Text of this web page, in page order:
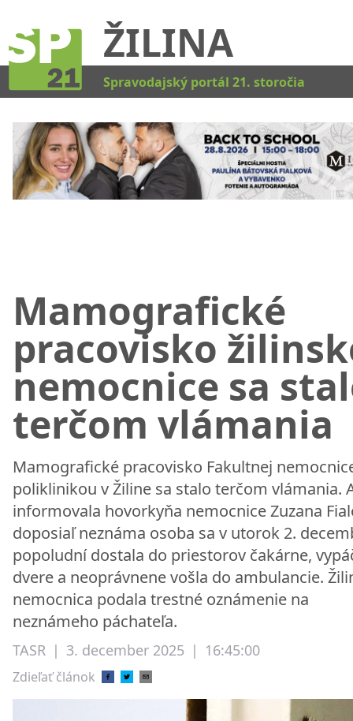
ŽILINA
Spravodajský portál 21. storočia
Mamografické
pracovisko
nemocnice sa
terčom vlámania
Mamografické pracovisko Fakultnej
poliklinikou v Žiline sa stalo terčom vlámania.
informovala hovorkyňa nemocnice Zuzana
doposiaľ neznáma osoba sa v utorok 2.
popoludní dostala do priestorov čakárne,
dvere a neoprávnene vošla do ambulancie.
nemocnica podala trestné oznámenie na
neznámeho páchateľa.
TASR | 3. december 2025 | 16:45:00
Zdieľať článok